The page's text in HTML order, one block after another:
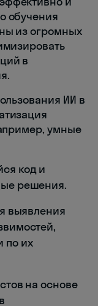
обучения
из огромных
в
ИИ в
умные
код и
решения.
выявления
по их
на основе